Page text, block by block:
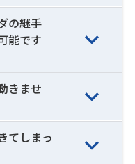
の継手
能です
きませ
てしまっ